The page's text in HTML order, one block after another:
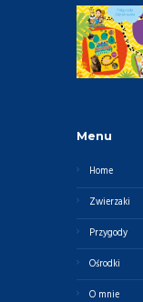
Menu
Home
Zwierzaki
Przygody
Ośrodki
O mnie